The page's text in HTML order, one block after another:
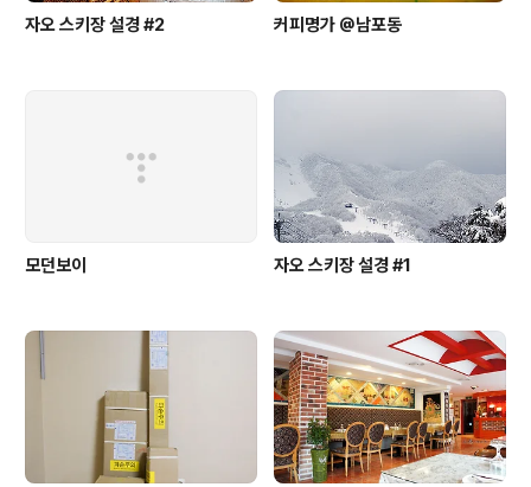
자오 스키장 설경 #2 커피명가 @남포동
모던보이 자오 스키장 설경 #1